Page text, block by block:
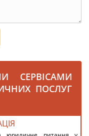
СЕРВІСАМИ
ПОСЛУГ